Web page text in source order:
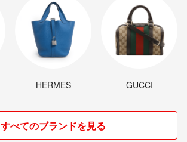
HERMES GUCCI
すべてのブランドを見る